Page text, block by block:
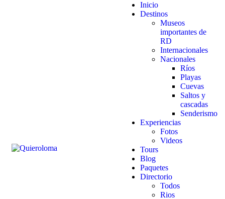
Inicio
Destinos
Museos
importantes de
RD
Internacionales
Nacionales
Ríos
Playas
Cuevas
Saltos y
cascadas
Senderismo
Experiencias
Fotos
Videos
Tours
Blog
Paquetes
Directorio
Todos
Rios